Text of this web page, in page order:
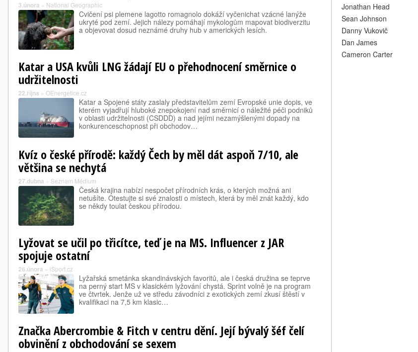
3.února » National Geographic
Cvičení psi plemene lagotto romagnolo dokáží vyčenichat vzácné lanýže
ukryté pod zemí. Jejich nálezy pomáhají mykologům mapovat biodiverzitu
a objevovat dosud neznámé druhy hub v amerických lesích.
Katar a USA kvůli LNG žádají EU o přehodnocení směrnice o
udržitelnosti
22.října » OEnergetice.cz
Katar a Spojené státy zaslaly představitelům zemí Evropské unie dopis, ve
kterém vyjadřují hluboké znepokojení nad směrnicí o náležité péči podniků
v oblasti udržitelnosti (CSDDD) a nad jejími nezamýšlenými dopady na
konkurenceschopnost při obchodov…
Kvíz o české přírodě: každý Čech by měl dát aspoň 7/10, ale
většina se nechytá
27.dubna » Seznam Médium
Česká krajina nabízí nespočet přírodních krás, o kterých možná ani
netušíte. Otestujte si své znalosti o místech, která by měl znát každý, kdo
se někdy toulat českou přírodou.
Lyžovat se učil po třicítce, teď je na MS. Influencer z JAR
spojuje ostatní
26.února » iSport.cz
Lyžařská smetánka skandinávských favoritů, ale i česká družina se teprve
na perný start MS v klasickém lyžování chystá. Sprint volně je na program
ve čtvrtek. Jenže už ve středu závodníci z exotických zemí zkusí štěstí v
kvalifikaci na 7,5 km klasic…
Značka Abercrombie & Fitch v centru dění. Její bývalý šéf čelí
obvinění z obchodování se sexem
Jonathan Head
Sean Johnson
Danny Vukovič
Dan James
Cameron Carter